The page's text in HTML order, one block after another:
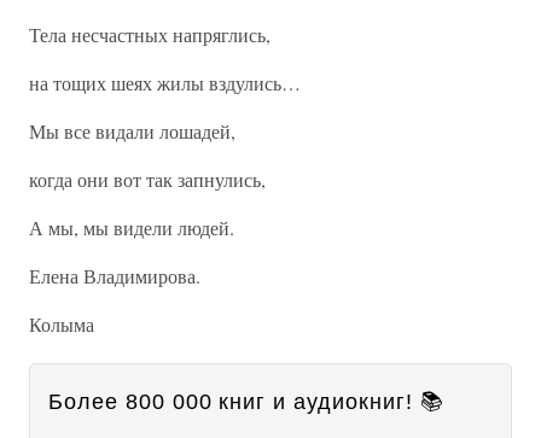
Тела несчастных напряглись,
на тощих шеях жилы вздулись…
Мы все видали лошадей,
когда они вот так запнулись,
А мы, мы видели людей.
Елена Владимирова.
Колыма
Более 800 000 книг и аудиокниг! 📚